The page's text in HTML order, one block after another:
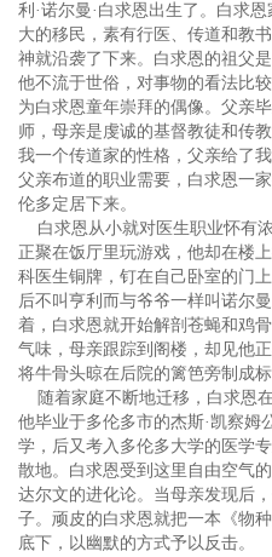
利·诺尔曼·白求恩出生了。白求
大的移民，素有行医、传道和教
神就沿袭了下来。白求恩的祖父
他不流于世俗，对事物的看法比
为白求恩童年崇拜的偶像。父亲
师，母亲是虔诚的基督教徒和传
我一个传道家的性格，父亲给了
父亲布道的职业需要，白求恩一
伦多定居下来。
白求恩从小就对医生职业怀有
正聚在饭厅里玩游戏，他却在楼
科医生铜牌，钉在自己卧室的门
后不叫亨利而与爷爷一样叫诺尔
着，白求恩就开始解剖苍蝇和鸡
气味，母亲跟踪到阁楼，却见他
将牛骨头晾在后院的篱笆旁制成标
随着家庭不断地迁移，白求恩
他毕业于多伦多市的杰斯·凯察姆
学，后又考入多伦多大学的医学
散地。白求恩受到这里自由空气
达尔文的进化论。当母亲发现后
子。顽皮的白求恩就把一本《物
底下，以幽默的方式予以反击。